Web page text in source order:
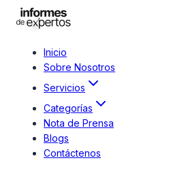
Inicio
Sobre Nosotros
Servicios
Categorías
Nota de Prensa
Blogs
Contáctenos